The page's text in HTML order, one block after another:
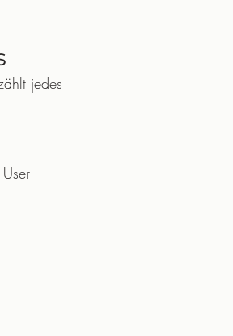
jedes